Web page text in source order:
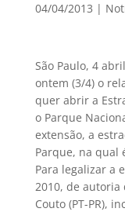
04/04/2013 |
São Paulo, 4
ontem (3/4) o
quer abrir a
o Parque
extensão, a
Parque, na qual
Para legalizar a
2010, de
Couto (PT-PR),